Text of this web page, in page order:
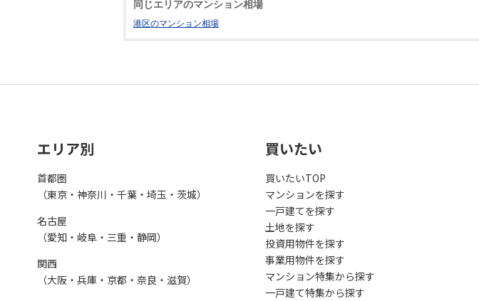
同じエリアのマンション相場
港区のマンション相場
エリア別
首都圏
（東京・神奈川・千葉・埼玉・茨城）
名古屋
（愛知・岐阜・三重・静岡）
関西
（大阪・兵庫・京都・奈良・滋賀）
買いたい
買いたいTOP
マンションを探す
一戸建てを探す
土地を探す
投資用物件を探す
事業用物件を探す
マンション特集から探す
一戸建て特集から探す